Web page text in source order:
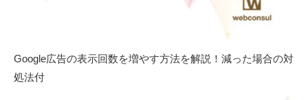
Google広告の表示回数を増やす方法を解説！減った場合の対
処法付